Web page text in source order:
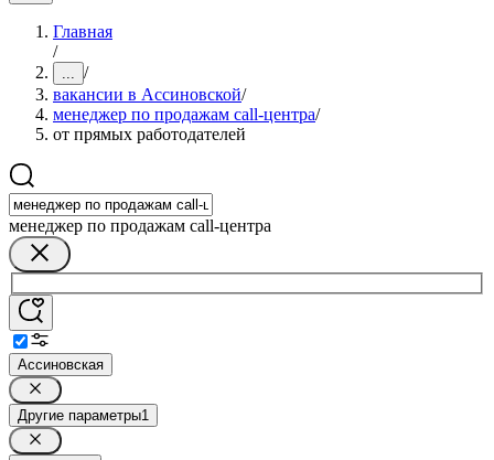
Главная
/
... /
вакансии в Ассиновской/
менеджер по продажам call-центра/
от прямых работодателей
менеджер по продажам call-центра
Ассиновская
Другие параметры1